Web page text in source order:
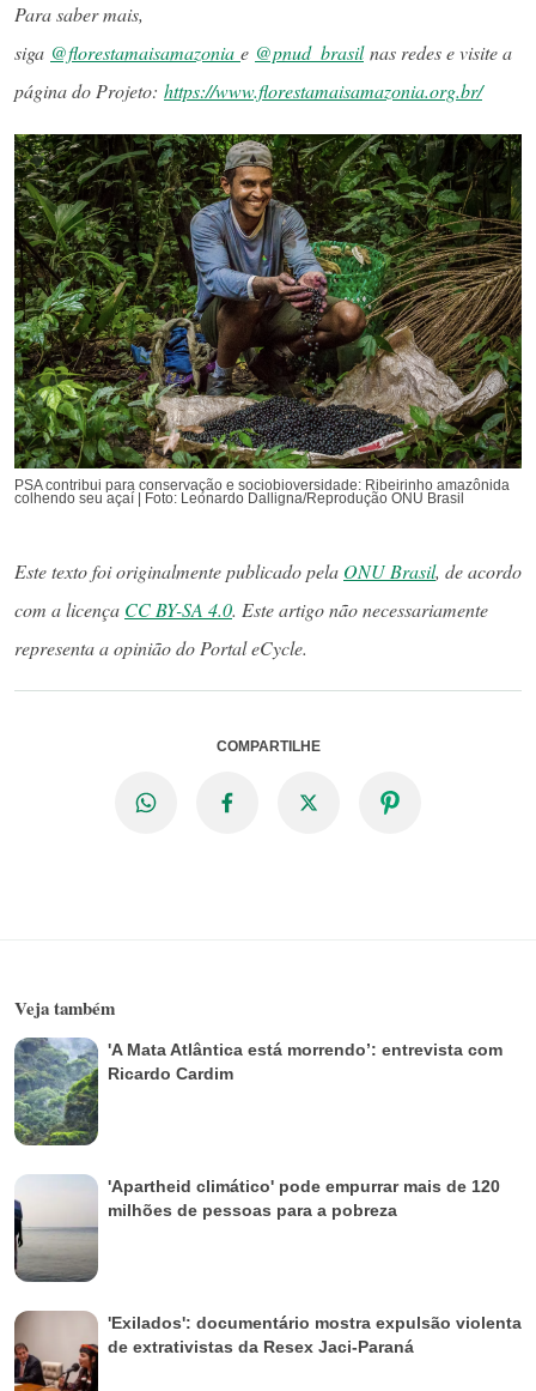
Para saber mais,
siga @florestamaisamazonia e @pnud_brasilnas redes e visite a
página do Projeto: https://www.florestamaisamazonia.org.br/
PSA contribui para conservação e sociobioversidade: Ribeirinho amazônida
colhendo seu açaí | Foto: Leonardo Dalligna/Reprodução ONU Brasil
Este texto foi originalmente publicado pela ONU Brasil, de acordo
com a licença CC BY-SA 4.0. Este artigo não necessariamente
representa a opinião do Portal eCycle.
COMPARTILHE
Veja também
'A Mata Atlântica está morrendo’: entrevista com
Ricardo Cardim
'Apartheid climático' pode empurrar mais de 120
milhões de pessoas para a pobreza
'Exilados': documentário mostra expulsão violenta
de extrativistas da Resex Jaci-Paraná